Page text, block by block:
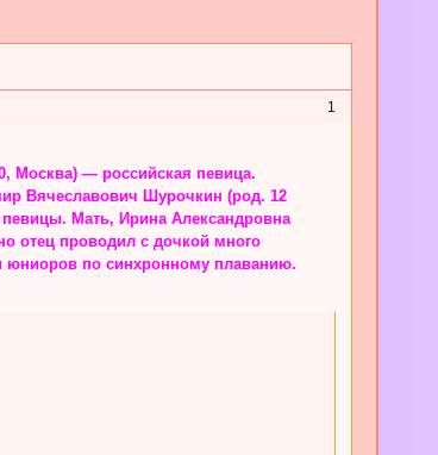
1
Москва) — российская певица.
Вячеславович Шурочкин (род. 12
Мать, Ирина Александровна
отец проводил с дочкой много
по синхронному плаванию.